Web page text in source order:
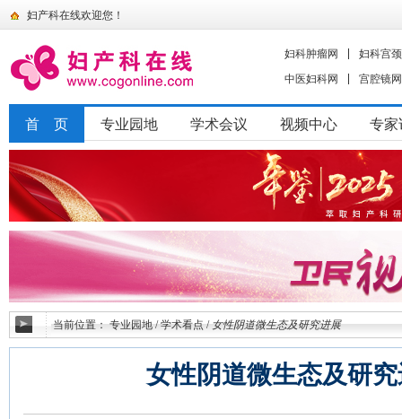
妇产科在线欢迎您！
妇科肿瘤网
妇科宫
中医妇科网
宫腔镜网
首 页 专业园地 学术会议 视频中心 专家
当前位置：专业园地 / 学术看点 / 女性阴道微生态及研究进展
女性阴道微生态及研